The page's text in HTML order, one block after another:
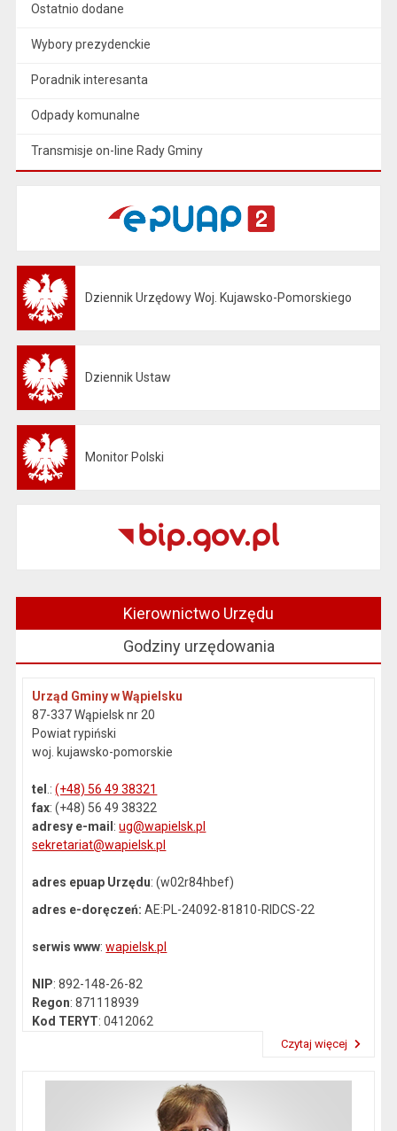
Ostatnio dodane
Wybory prezydenckie
Poradnik interesanta
Odpady komunalne
Transmisje on-line Rady Gminy
Dziennik Urzędowy Woj. Kujawsko-Pomorskiego
Dziennik Ustaw
Monitor Polski
Kierownictwo Urzędu
Godziny urzędowania
Urząd Gminy w Wąpielsku
87-337 Wąpielsk nr 20
Powiat rypiński
woj. kujawsko-pomorskie
tel .:(+48) 56 49 38321
fax: (+48) 56 49 38322
adresy e-mail:ug@wapielsk.pl
sekretariat@wapielsk.pl
adres epuap Urzędu: (w02r84hbef)
adres e-doręczeń: AE:PL-24092-81810-RIDCS-22
serwis www:wapielsk.pl
NIP: 892-148-26-82
Regon: 871118939
Kod TERYT: 0412062
Czytaj więcej